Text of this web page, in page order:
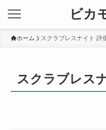
ビカ
ホーム スクラブレスナイト 評
スクラブレス